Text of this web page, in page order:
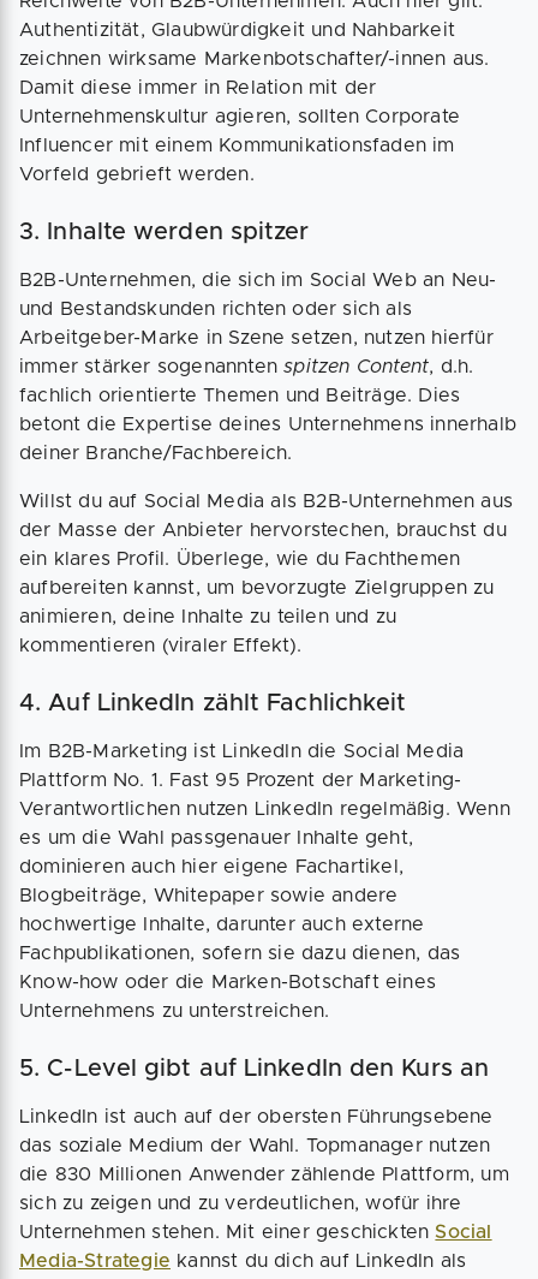
Authentizität, Glaubwürdigkeit und Nahbarkeit
zeichnen wirksame Markenbotschafter/-innen aus.
Damit diese immer in Relation mit der
Unternehmenskultur agieren, sollten Corporate
Influencer mit einem Kommunikationsfaden im
Vorfeld gebrieft werden.
3. Inhalte werden spitzer
B2B-Unternehmen, die sich im Social Web an Neu-
und Bestandskunden richten oder sich als
Arbeitgeber-Marke in Szene setzen, nutzen hierfür
immer stärker sogenanntenspitzen Content, d.h.
fachlich orientierte Themen und Beiträge. Dies
betont die Expertise deines Unternehmens innerhalb
deiner Branche/Fachbereich.
Willst du auf Social Media als B2B-Unternehmen aus
der Masse der Anbieter hervorstechen, brauchst du
ein klares Profil. Überlege, wie du Fachthemen
aufbereiten kannst, um bevorzugte Zielgruppen zu
animieren, deine Inhalte zu teilen und zu
kommentieren (viraler Effekt).
4. Auf LinkedIn zählt Fachlichkeit
Im B2B-Marketing ist LinkedIn die Social Media
Plattform No. 1. Fast 95 Prozent der Marketing-
Verantwortlichen nutzen LinkedIn regelmäßig. Wenn
es um die Wahl passgenauer Inhalte geht,
dominieren auch hier eigene Fachartikel,
Blogbeiträge, Whitepaper sowie andere
hochwertige Inhalte, darunter auch externe
Fachpublikationen, sofern sie dazu dienen, das
Know-how oder die Marken-Botschaft eines
Unternehmens zu unterstreichen.
5. C-Level gibt auf LinkedIn den Kurs an
LinkedIn ist auch auf der obersten Führungsebene
das soziale Medium der Wahl. Topmanager nutzen
die 830 Millionen Anwender zählende Plattform, um
sich zu zeigen und zu verdeutlichen, wofür ihre
Unternehmen stehen. Mit einer geschicktenSocial
Media-Strategie kannst du dich auf LinkedIn als